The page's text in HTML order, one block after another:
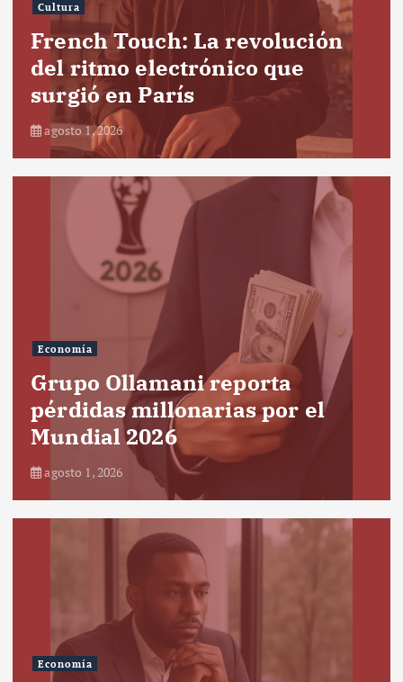
Cultura
French Touch: La revolución
del ritmo electrónico que
surgió en París
agosto 1, 2026
Economía
Grupo Ollamani reporta
pérdidas millonarias por el
Mundial 2026
agosto 1, 2026
Economía